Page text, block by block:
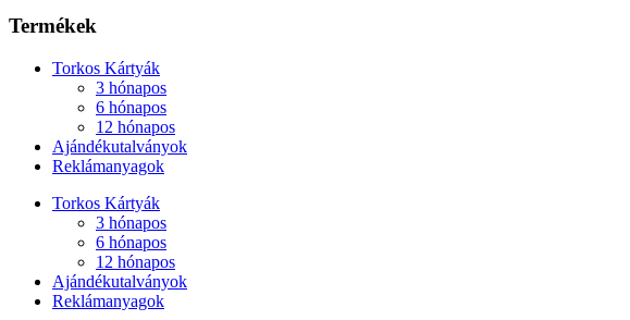
Termékek
Torkos Kártyák
3 hónapos
6 hónapos
12 hónapos
Ajándékutalványok
Reklámanyagok
Torkos Kártyák
3 hónapos
6 hónapos
12 hónapos
Ajándékutalványok
Reklámanyagok